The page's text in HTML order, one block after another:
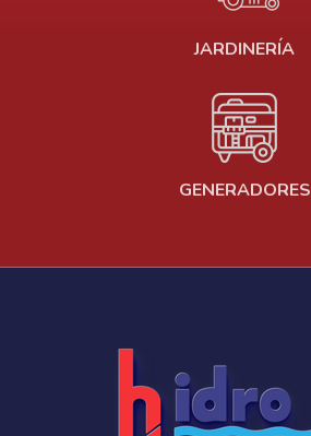
JARDINERÍA
GENERADORES